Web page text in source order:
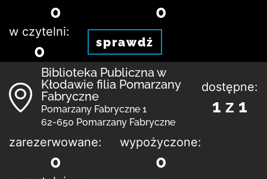
0 0
w czytelni:
0 sprawdź
Biblioteka Publiczna w
Kłodawie filia Pomarzany
Fabryczne
Pomarzany Fabryczne 1
62-650 Pomarzany Fabryczne
dostępne:
1 z 1
zarezerwowane:
0
wypożyczone:
0